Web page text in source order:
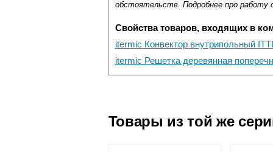
обстоятельств. Подробнее про
Свойства товаров, входящих в
itermic Конвектор внутрипольный
itermic Решетка деревянная
Доставка сантехники по Москве и
Возможные способы оплаты:
Товары из той же